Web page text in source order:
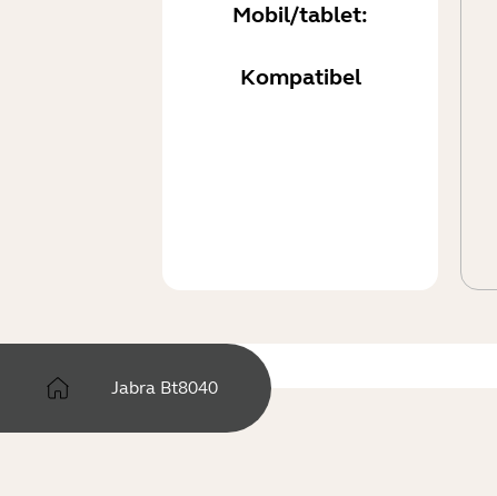
Mobil/tablet:
Kompatibel
Jabra Bt8040